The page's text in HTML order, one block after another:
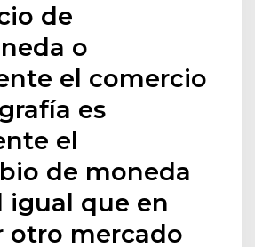
de
o
el comercio
es
el
de moneda
igual que en
otro mercado